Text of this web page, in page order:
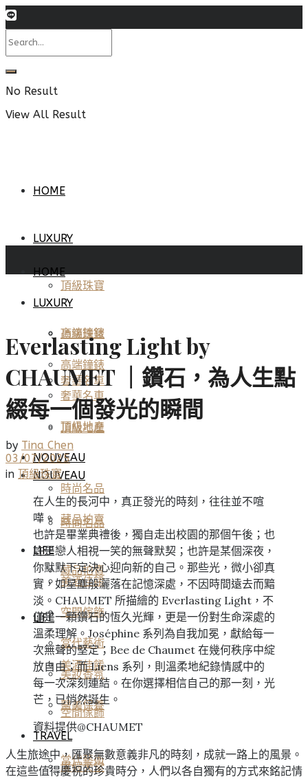
No Result
View All Result
HOME
LUXURY
頂級珠寶
高端鐘錶
奢華名車
頂級地產
NOUVEAU
時尚名品
藏品拍賣
LIFE
美酒佳餚
空間傢飾
當代藝術
HOME
LUXURY
頂級珠寶
高端鐘錶
奢華名車
頂級地產
NOUVEAU
時尚名品
藏品拍賣
LIFE
美酒佳餚
空間傢飾
當代藝術
美妝香氛
醫美保養
TRAVEL
度假天堂
Everlasting Light by
CHAUMET ｜鑽石，為人生點
綴每一個發光的瞬間
by Tina Chen
03/07/2025
in 頂級珠寶
在人生的長河中，真正發光的時刻，往往並不喧
嘩。
也許是畢業典禮後，獨自走出校園的那個午後；也
許是戀人相視一笑的無聲默契；也許是某個深夜，
你默默下定決心迎向新的自己。那些光，微小卻真
實，如星塵般灑落在記憶深處，不因時間遠去而黯
淡。CHAUMET 所描繪的 Everlasting Light，不
僅是一顆鑽石的恆久光輝，更是一份對生命深處的
溫柔理解。Joséphine 系列為自我加冕，獻給每一
次無聲的堅定；Bee de Chaumet 在幾何秩序中綻
放自由；而 Liens 系列，則溫柔地紀錄情感中的
每一次深刻連結。在你選擇相信自己的那一刻，光
芒，已悄然誕生。
資料提供@CHAUMET
人生旅途中，匯聚無數意義非凡的時刻，成就一路上的風景。
在這些值得慶祝的珍貴時分，人們以各自獨有的方式來銘記情